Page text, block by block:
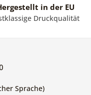
in der EU
Druckqualität
Sprache)